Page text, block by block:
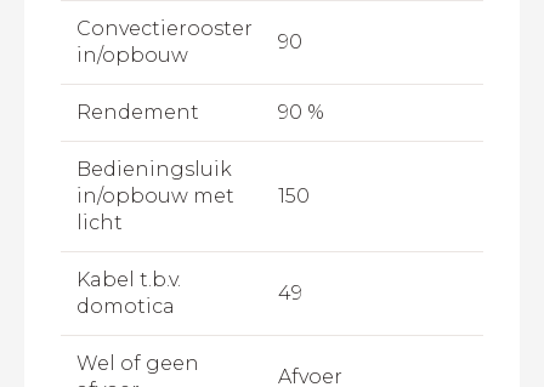
Convectierooster
in/opbouw
90
Rendement 90 %
Bedieningsluik
in/opbouw met
licht
150
Kabel t.b.v.
domotica
49
Wel of geen
Afvoer